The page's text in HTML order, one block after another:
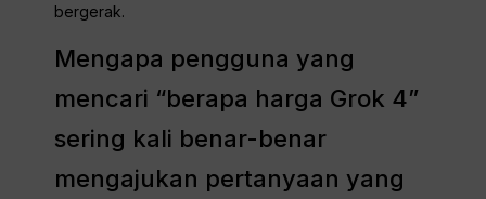
bergerak.
Mengapa pengguna yang
mencari “berapa harga Grok 4”
sering kali benar-benar
mengajukan pertanyaan yang